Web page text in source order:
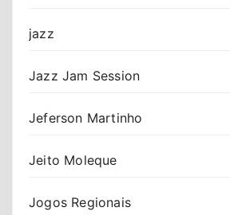
jazz
Jazz Jam Session
Jeferson Martinho
Jeito Moleque
Jogos Regionais